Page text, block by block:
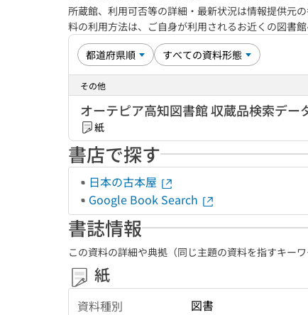
所蔵館、利用可否等の詳細・最新状況は情報提供元
料の利用方法は、ご自身が利用されるお近くの図書
その他
オーテピア高知図書館 収蔵品検索デー
紙
書店で探す
日本の古本屋
Google Book Search
書誌情報
この資料の詳細や典拠（同じ主題の資料を指すキー
紙
資料種別 図書